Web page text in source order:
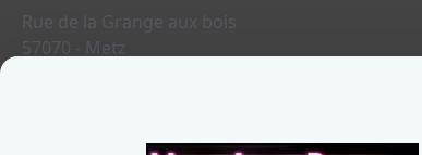
Rue de la Grange aux bois
57070 - Metz